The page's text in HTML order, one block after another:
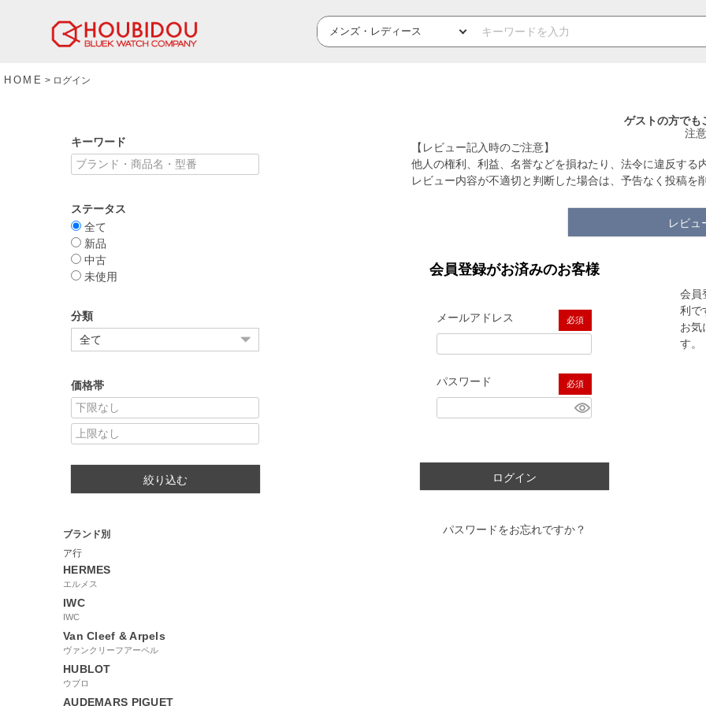
HOME ログイン
キーワード
ステータス
全て
新品
中古
未使用
分類
価格帯
絞り込む
ブランド別
ア行
HERMES
エルメス
IWC
IWC
Van Cleef & Arpels
ヴァンクリーフアーペル
HUBLOT
ウブロ
AUDEMARS PIGUET
ゲストの方でも
注
【レビュー記入時のご注意】
他人の権利、利益、名誉などを損ねたり、法令に違反す
レビュー内容が不適切と判断した場合は、予告なく投稿を
レビュ
会員登録がお済みのお客様
メールアドレス
(必須)
パスワード
(必須)
ログイン
パスワードをお忘れですか？
会員
利で
お気
す。